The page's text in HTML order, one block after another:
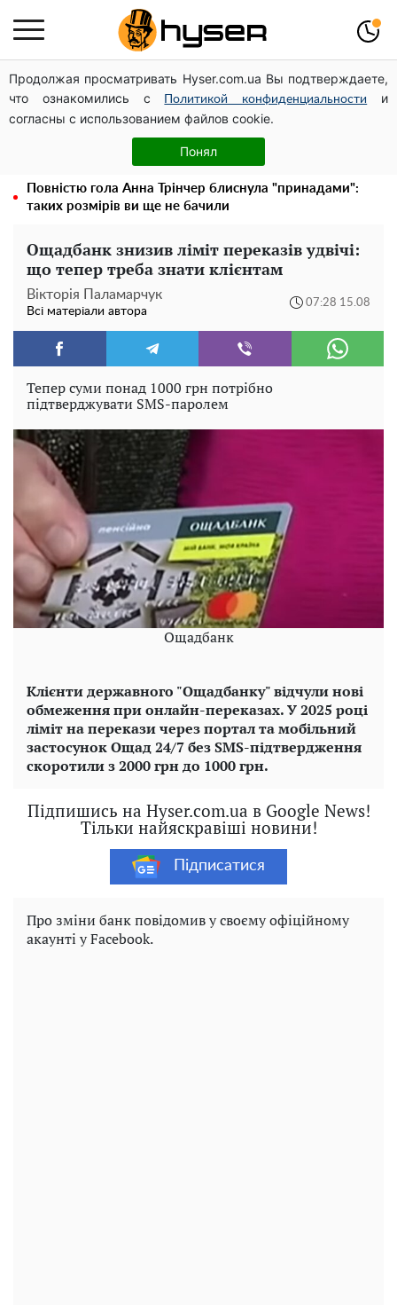
Продолжая просматривать Hyser.com.ua Вы подтверждаете,
что ознакомились с
Политикой конфиденциальности
и
согласны с использованием файлов cookie.
Понял
Українська авіатранспортна асоціація звернулася до
Мінфіну із закликом уніфікувати оподаткування
авіалізингу
Гола Олена Тополя у цікавих позах змусила відвисати
щелепи: злив відео – було лише початком
Повністю гола Анна Трінчер блиснула "принадами":
таких розмірів ви ще не бачили
Ощадбанк знизив ліміт переказів удвічі:
що тепер треба знати клієнтам
Вікторія Паламарчук
Всі матеріали автора
07:28 15.08
Тепер суми понад 1000 грн потрібно
підтверджувати SMS-паролем
Ощадбанк
Клієнти державного "Ощадбанку" відчули нові
обмеження при онлайн-переказах. У 2025 році
ліміт на перекази через портал та мобільний
застосунок Ощад 24/7 без SMS-підтвердження
скоротили з 2000 грн до 1000 грн.
Підпишись на Hyser.com.ua в Google News!
Тільки найяскравіші новини!
Підписатися
Про зміни банк повідомив у своєму офіційному
акаунті у Facebook.